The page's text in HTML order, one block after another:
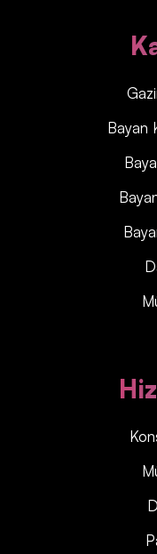
Bayan